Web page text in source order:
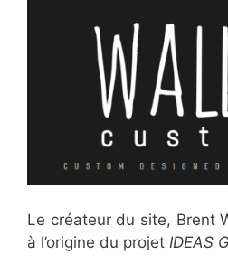
Le créateur du site, Brent
à l’origine du projet IDEAS